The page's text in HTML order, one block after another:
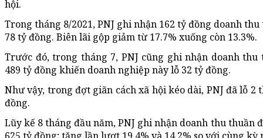
hội.
Trong tháng 8/2021, PNJ ghi nhận 162 tỷ đồng doanh
78 tỷ đồng. Biên lãi gộp giảm từ 17.7% xuống còn 13.3%.
Trước đó, trong tháng 7, PNJ cũng ghi nhận doanh
489 tỷ đồng khiến doanh nghiệp này lỗ 32 tỷ đồng.
Như vậy, trong đợt giãn cách xã hội kéo dài, PNJ đã lỗ
đồng.
Lũy kế 8 tháng đầu năm, PNJ ghi nhận doanh thu thuần